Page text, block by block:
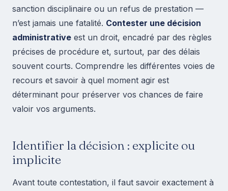
sanction disciplinaire ou un refus de prestation —
n’est jamais une fatalité. Contester une décision
administrative est un droit, encadré par des règles
précises de procédure et, surtout, par des délais
souvent courts. Comprendre les différentes voies de
recours et savoir à quel moment agir est
déterminant pour préserver vos chances de faire
valoir vos arguments.
Identifier la décision : explicite ou
implicite
Avant toute contestation, il faut savoir exactement à